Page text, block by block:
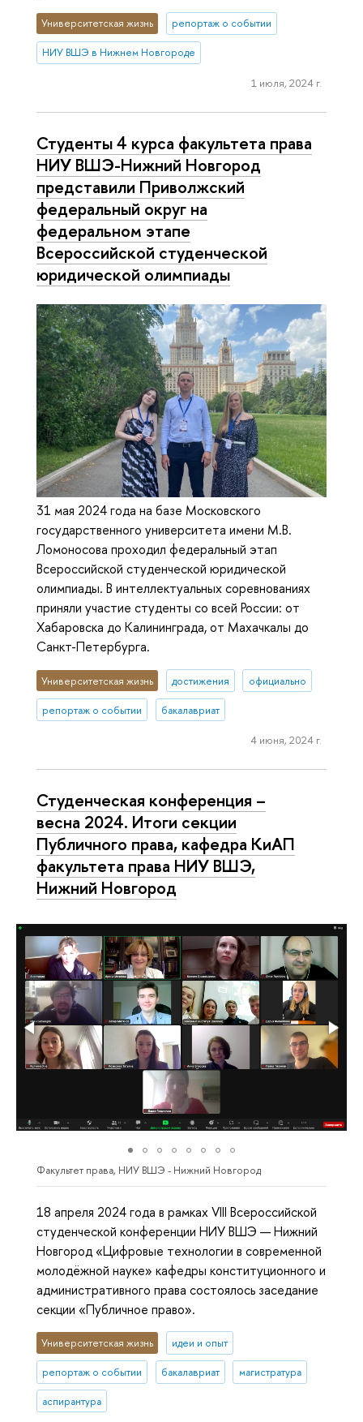
Университетская жизнь репортаж о событии
НИУ ВШЭ в Нижнем Новгороде
1 июля, 2024 г.
Студенты 4 курса факультета права
НИУ ВШЭ-Нижний Новгород
представили Приволжский
федеральный округ на
федеральном этапе
Всероссийской студенческой
юридической олимпиады
31 мая 2024 года на базе Московского
государственного университета имени М.В.
Ломоносова проходил федеральный этап
Всероссийской студенческой юридической
олимпиады. В интеллектуальных соревнованиях
приняли участие студенты со всей России: от
Хабаровска до Калининграда, от Махачкалы до
Санкт-Петербурга.
Университетская жизнь достижения официально
репортаж о событии бакалавриат
4 июня, 2024 г.
Студенческая конференция –
весна 2024. Итоги секции
Публичного права, кафедра КиАП
факультета права НИУ ВШЭ,
Нижний Новгород
Факультет права, НИУ ВШЭ - Нижний Новгород
18 апреля 2024 года в рамках VIII Всероссийской
студенческой конференции НИУ ВШЭ — Нижний
Новгород «Цифровые технологии в современной
молодёжной науке» кафедры конституционного и
административного права состоялось заседание
секции «Публичное право».
Университетская жизнь идеи и опыт
репортаж о событии бакалавриат магистратура
аспирантура